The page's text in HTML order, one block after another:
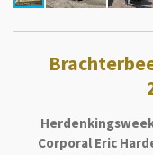
Corporal Eric